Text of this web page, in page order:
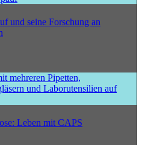
und seine Forschung an
Leben mit CAPS